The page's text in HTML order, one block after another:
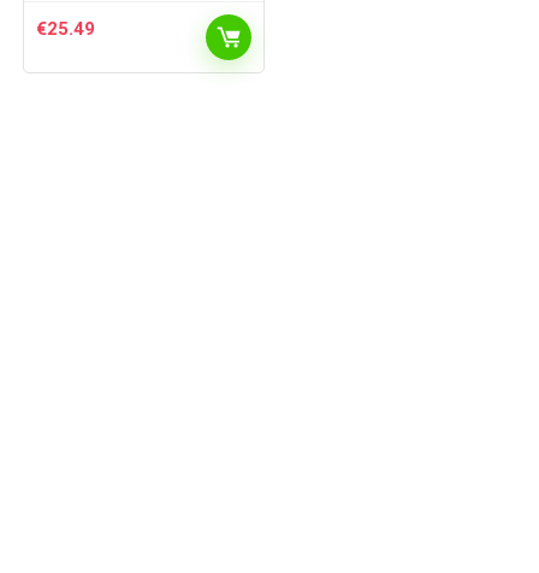
€25.49